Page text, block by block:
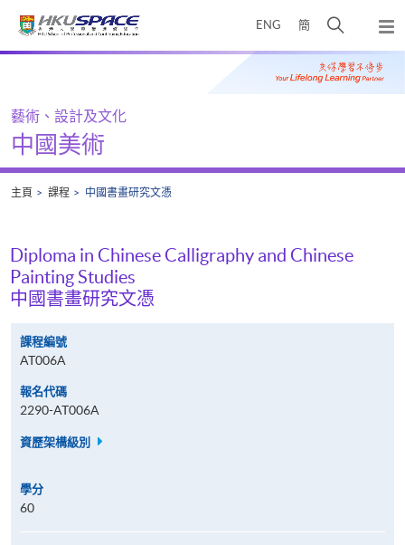
ENG 簡
開
搜
尋
彈
出
主
Main
藝術、設計及文化
中國美術
主頁 課程 中國書畫研究文憑
Diploma in Chinese Calligraphy and Chinese
Painting Studies
中國書畫研究文憑
課程編號
AT006A
報名代碼
2290-AT006A
資歷架構級別
學分
60